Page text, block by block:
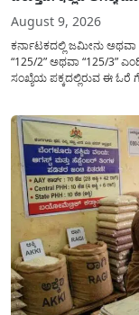
August 9, 2026
ಕರ್ನಾಟಕದಲ್ಲಿ ಜಮೀನು ಅಥವಾ
“125/2” ಅಥವಾ “125/3”
ಸಂಖ್ಯೆಯ ಪಕ್ಕದಲ್ಲಿರುವ ಈ ಓರೆ